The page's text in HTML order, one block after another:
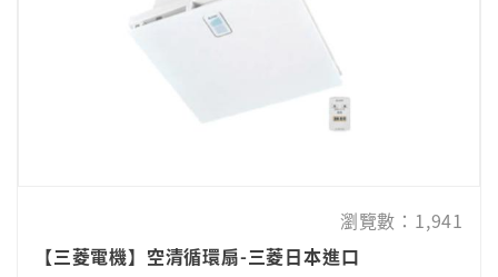
瀏覽數：1,941
【三菱電機】空清循環扇-三菱日本進口